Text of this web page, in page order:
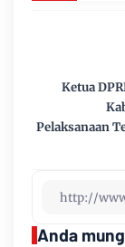
Ketua
Pelaksanaan
Anda